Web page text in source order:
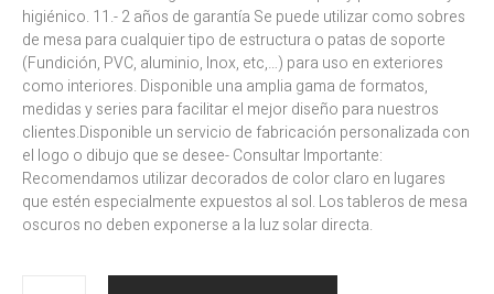
higiénico. 11.- 2 años de garantía Se puede utilizar como sobres
de mesa para cualquier tipo de estructura o patas de soporte
(Fundición, PVC, aluminio, Inox, etc,…) para uso en exteriores
como interiores. Disponible una amplia gama de formatos,
medidas y series para facilitar el mejor diseño para nuestros
clientes.Disponible un servicio de fabricación personalizada con
el logo o dibujo que se desee- Consultar Importante:
Recomendamos utilizar decorados de color claro en lugares
que estén especialmente expuestos al sol. Los tableros de mesa
oscuros no deben exponerse a la luz solar directa.